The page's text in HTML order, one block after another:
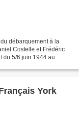
débarquement à la
Costelle et Frédéric
du 5/6 juin 1944 au
York